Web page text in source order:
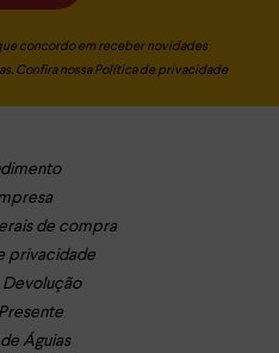
concordo em receber novidades
Confira nossaPolítica de privacidade
de compra
privacidade
Devolução
Águias